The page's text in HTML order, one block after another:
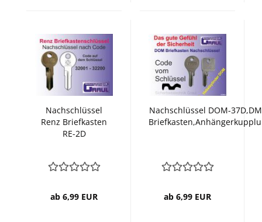
Nachschlüssel
Renz Briefkasten
RE-2D
ab 6,99 EUR
Nachschlüssel DOM-
ab 6,99 EUR